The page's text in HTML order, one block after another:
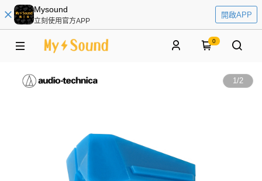
Mysound
立刻使用官方APP
開啟APP
0
1/2